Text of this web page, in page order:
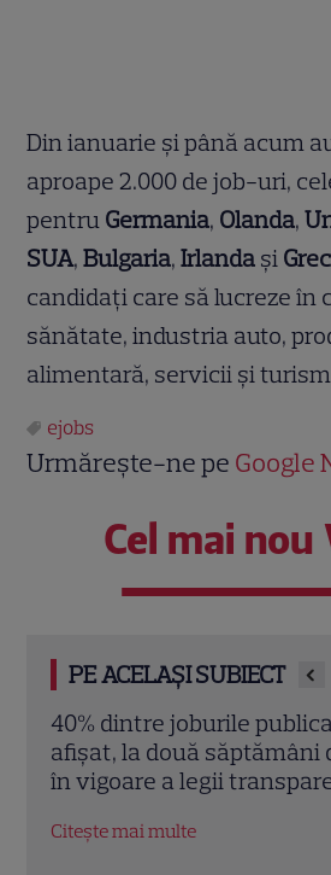
Din ianuarie și până acum
aproape 2.000 de job-uri,
pentru Germania, Olanda,
SUA,Bulgaria,Irlanda și
candidați care să lucreze în
sănătate, industria auto,
alimentară, servicii și
ejobs
Urmărește-ne pe Google
Cel mai nou
PE ACELAȘI SUBIECT
Piața muncii în 2026:
companiile la